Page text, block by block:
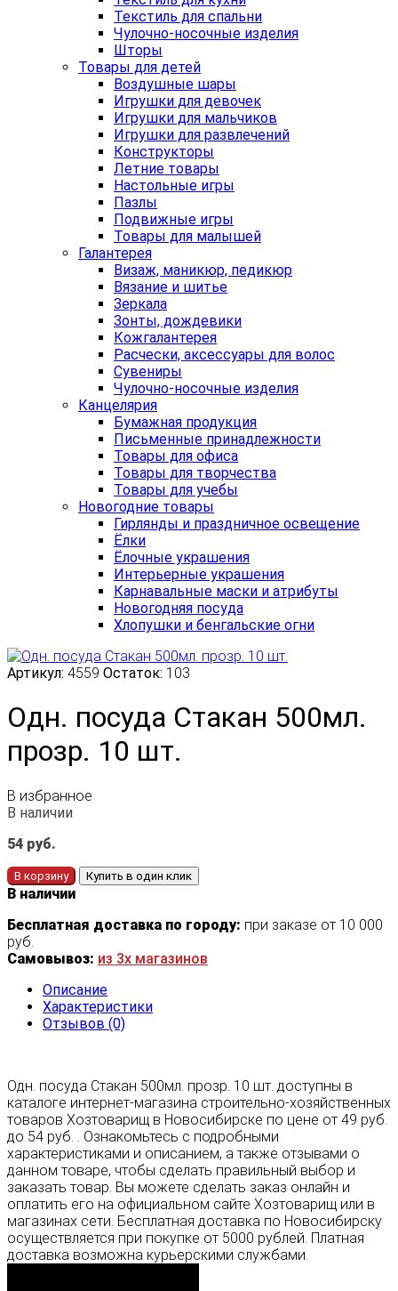
Текстиль для спальни
Чулочно-носочные изделия
Шторы
Товары для детей
Воздушные шары
Игрушки для девочек
Игрушки для мальчиков
Игрушки для развлечений
Конструкторы
Летние товары
Настольные игры
Пазлы
Подвижные игры
Товары для малышей
Галантерея
Визаж, маникюр, педикюр
Вязание и шитье
Зеркала
Зонты, дождевики
Кожгалантерея
Расчески, аксессуары для волос
Сувениры
Чулочно-носочные изделия
Канцелярия
Бумажная продукция
Письменные принадлежности
Товары для офиса
Товары для творчества
Товары для учебы
Новогодние товары
Гирлянды и праздничное освещение
Ёлки
Ёлочные украшения
Интерьерные украшения
Карнавальные маски и атрибуты
Новогодняя посуда
Хлопушки и бенгальские огни
Артикул: 4559 Остаток: 103
Одн. посуда Стакан 500мл.
прозр. 10 шт.
В избранное
В наличии
54 руб.
В корзину Купить в один клик
В наличии
Бесплатная доставка по городу: при заказе от 10 000
руб.
Самовывоз: из 3х магазинов
Описание
Характеристики
Отзывов (0)
Одн. посуда Стакан 500мл. прозр. 10 шт. доступны в
каталоге интернет-магазина строительно-хозяйственных
товаров Хозтоварищ в Новосибирске по цене от 49 руб.
до 54 руб. . Ознакомьтесь с подробными
характеристиками и описанием, а также отзывами о
данном товаре, чтобы сделать правильный выбор и
заказать товар. Вы можете сделать заказ онлайн и
оплатить его на официальном сайте Хозтоварищ или в
магазинах сети. Бесплатная доставка по Новосибирску
осуществляется при покупке от 5000 рублей. Платная
доставка возможна курьерскими службами.